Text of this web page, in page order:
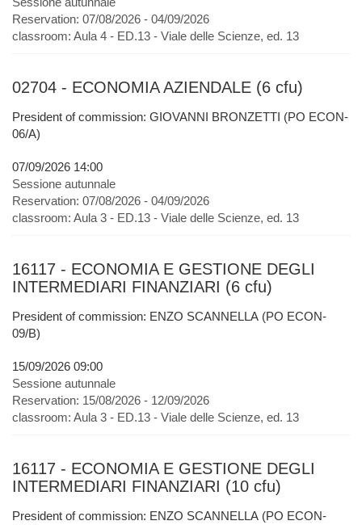
Reservation: 07/08/2026 - 04/09/2026
classroom: Aula 4 - ED.13 - Viale delle Scienze, ed. 13
02704 - ECONOMIA AZIENDALE (6 cfu)
President of commission: GIOVANNI BRONZETTI (PO ECON-
06/A)
07/09/2026 14:00
Sessione autunnale
Reservation: 07/08/2026 - 04/09/2026
classroom: Aula 3 - ED.13 - Viale delle Scienze, ed. 13
16117 - ECONOMIA E GESTIONE DEGLI
INTERMEDIARI FINANZIARI (6 cfu)
President of commission: ENZO SCANNELLA (PO ECON-
09/B)
15/09/2026 09:00
Sessione autunnale
Reservation: 15/08/2026 - 12/09/2026
classroom: Aula 3 - ED.13 - Viale delle Scienze, ed. 13
16117 - ECONOMIA E GESTIONE DEGLI
INTERMEDIARI FINANZIARI (10 cfu)
President of commission: ENZO SCANNELLA (PO ECON-